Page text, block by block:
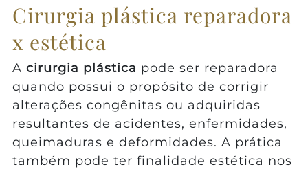
Cirurgia plástica reparadora
x estética
A cirurgia plástica pode ser reparadora
quando possui o propósito de corrigir
alterações congênitas ou adquiridas
resultantes de acidentes, enfermidades,
queimaduras e deformidades. A prática
também pode ter finalidade estética nos